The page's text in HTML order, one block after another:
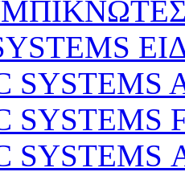
SYSTEMS
SYSTEMS
SYSTEMS